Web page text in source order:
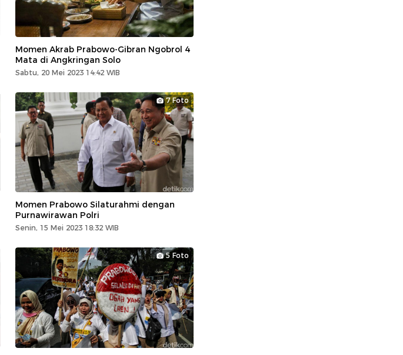
Momen Akrab Prabowo-Gibran Ngobrol 4
Mata di Angkringan Solo
Sabtu, 20 Mei 2023 14:42 WIB
7 Foto
Momen Prabowo Silaturahmi dengan
Purnawirawan Polri
Senin, 15 Mei 2023 18:32 WIB
5 Foto